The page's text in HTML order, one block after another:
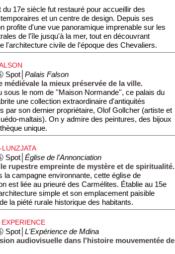
du 17e siècle fut restauré pour accueillir des
et un centre de design. Depuis ses
profite d'une vue panoramique imprenable sur les
de l'île jusqu'à la mer, tout en découvrant
l'architecture civile de l'époque des Chevaliers.
Spot│Palais Falson
médiévale la mieux préservée de la ville.
sous le nom de ''Maison Normande'', ce palais du
une collection extraordinaire d'antiquités
par son dernier propriétaire, Olof Gollcher (artiste et
maltais). On y admire des peintures, des bijoux
unique.
LUNZJATA
Spot│Église de l'Annonciation
rupestre empreinte de mystère et de spiritualité.
la campagne environnante, cette église de
est liée au prieuré des Carmélites. Établie au 15e
simple et son emplacement paisible
la piété rurale historique des habitants.
Spot│L'Expérience de Mdina
audiovisuelle dans l'histoire mouvementée de